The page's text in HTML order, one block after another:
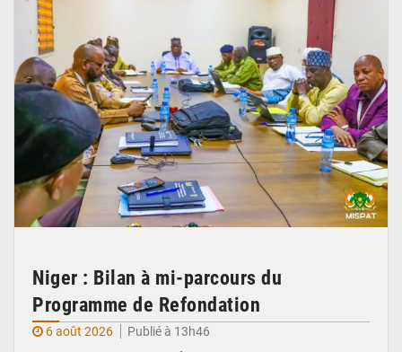
Niger : Bilan à mi-parcours du
Programme de Refondation
6 août 2026
Publié à 13h46